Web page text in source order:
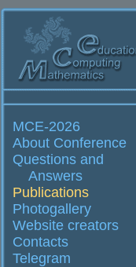
MCE-2026
About Conference
Questions and
Answers
Publications
Photogallery
Website creators
Contacts
Telegram